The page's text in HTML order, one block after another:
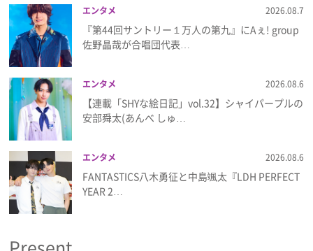
フィルム
Emoメン
ランキング
Emo!miuとは？
免責事項
プライバシーポリシー
利用規約
エンタメ 2026.08.7
『第44回サントリー１万人の第九』にAぇ! group
佐野晶哉が合唱団代表…
エンタメ 2026.08.6
【連載「SHYな絵日記」vol.32】シャイパープルの
安部舜太(あんべ しゅ…
エンタメ 2026.08.6
FANTASTICS八木勇征と中島颯太『LDH PERFECT
YEAR 2…